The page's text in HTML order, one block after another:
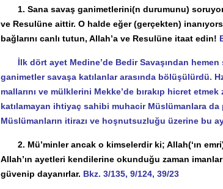
1. Sana savaş ganimetlerini(n durumunu)
ve Resulüne aittir. O halde eğer (gerçekten)
bağlarını canlı tutun, Allah’a ve Resulüne itaat edin!
İlk dört ayet Medine’de Bedir Savaşından hemen
ganimetler savaşa katılanlar arasında bölüşülürdü.
mallarını ve mülklerini Mekke’de bırakıp hicret
katılamayan ihtiyaç sahibi muhacir Müslümanlara
Müslümanların itirazı ve hoşnutsuzluğu üzerine bu
2. Mü’minler ancak o kimselerdir ki; Allah(‘ın
Allah’ın ayetleri kendilerine okunduğu zaman
güvenip dayanırlar. Bkz. 3/135, 9/124, 39/23